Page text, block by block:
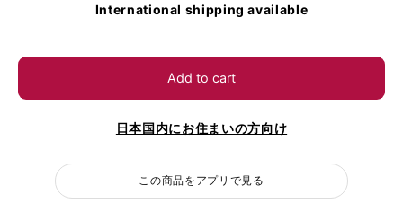
International shipping available
Add to cart
日本国内にお住まいの方向け
この商品をアプリで見る